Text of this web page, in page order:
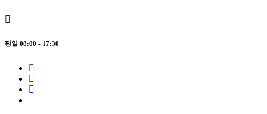
평일 08:00 - 17:30